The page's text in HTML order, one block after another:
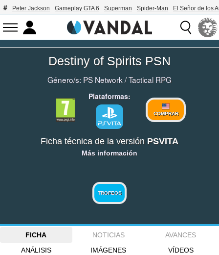
Peter Jackson Gameplay GTA 6 Superman Spider-Man El Señor de los
Destiny of Spirits PSN
Género/s: PS Network /Tactical RPG
Plataformas:
COMPRAR
Ficha técnica de la versión PSVITA
Más información
TROFEOS
FICHA NOTICIAS
AVANCES
ANÁLISIS
IMÁGENES VÍDEOS